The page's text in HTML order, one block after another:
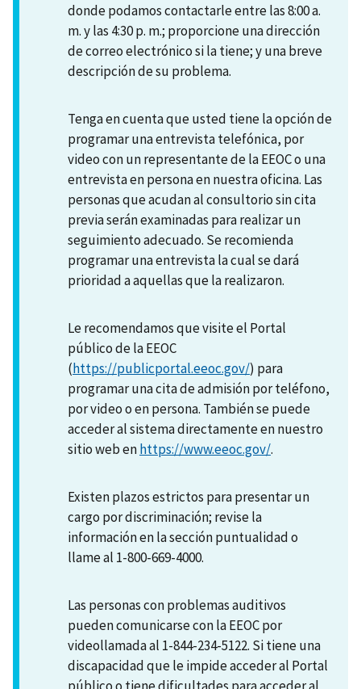
donde podamos contactarle entre las 8:00 a.
m. y las 4:30 p. m.; proporcione una dirección
de correo electrónico si la tiene; y una breve
descripción de su problema.
Tenga en cuenta que usted tiene la opción de
programar una entrevista telefónica, por
video con un representante de la EEOC o una
entrevista en persona en nuestra oficina. Las
personas que acudan al consultorio sin cita
previa serán examinadas para realizar un
seguimiento adecuado. Se recomienda
programar una entrevista la cual se dará
prioridad a aquellas que la realizaron.
Le recomendamos que visite el Portal
público de la EEOC
(https://publicportal.eeoc.gov/) para
programar una cita de admisión por teléfono,
por video o en persona. También se puede
acceder al sistema directamente en nuestro
sitio web enhttps://www.eeoc.gov/.
Existen plazos estrictos para presentar un
cargo por discriminación; revise la
información en la sección puntualidad o
llame al 1-800-669-4000.
Las personas con problemas auditivos
pueden comunicarse con la EEOC por
videollamada al 1-844-234-5122. Si tiene una
discapacidad que le impide acceder al Portal
público o tiene dificultades para acceder al